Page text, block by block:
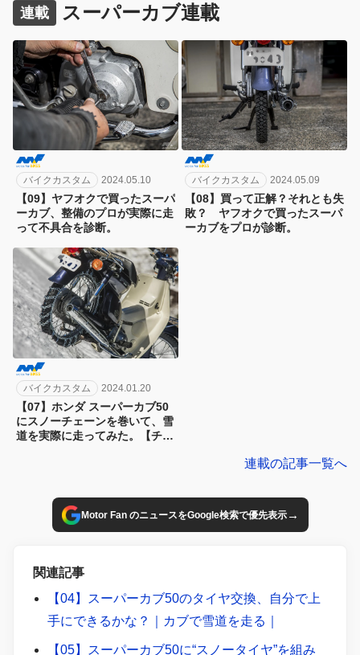
連載 スーパーカブ連載
バイクカスタム 2024.05.10
【09】ヤフオクで買ったスーパ
ーカブ、整備のプロが実際に走
って不具合を診断。
バイクカスタム 2024.05.09
【08】買って正解？それとも失
敗？ ヤフオクで買ったスーパ
ーカブをプロが診断。
バイクカスタム 2024.01.20
【07】ホンダ スーパーカブ50
にスノーチェーンを巻いて、雪
道を実際に走ってみた。【チェ
連載の記事一覧へ
Motor Fan のニュースをGoogle検索で優先表示→
関連記事
【04】スーパーカブ50のタイヤ交換、自分で上
手にできるかな？｜カブで雪道を走る｜
【05】スーパーカブ50に“スノータイヤ”を組み